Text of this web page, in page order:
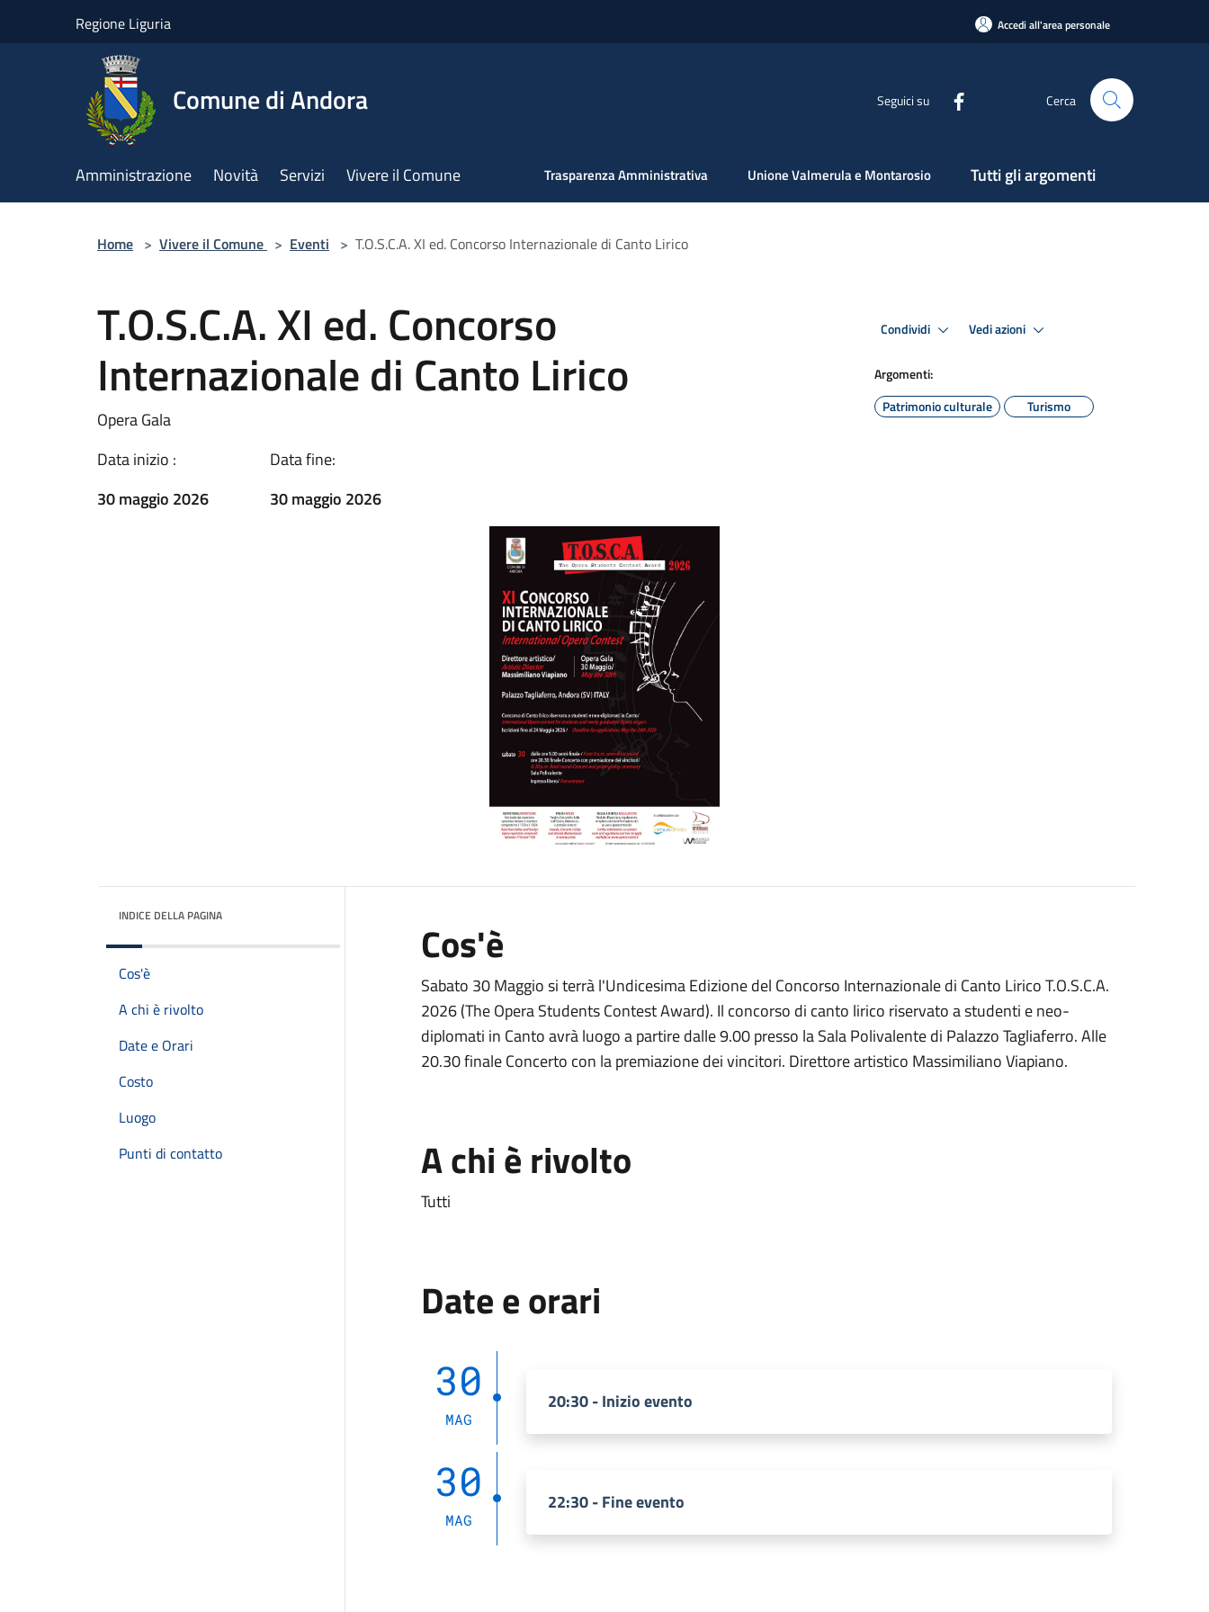
Regione Liguria Accedi all'area personale
Comune di Andora Seguici su Cerca
Amministrazione Novità Servizi Vivere il Comune Trasparenza Amministrativa Unione Valmerula e Montarosio Tutti gli argomenti
Home > Vivere il Comune > Eventi > T.O.S.C.A. XI ed. Concorso Internazionale di Canto Lirico
T.O.S.C.A. XI ed. Concorso
Internazionale di Canto Lirico
Opera Gala
Data inizio :
30 maggio 2026
Data fine:
30 maggio 2026
Condividi Vedi azioni
Argomenti:
Patrimonio culturale
Turismo
INDICE DELLA PAGINA
Cos'è
A chi è rivolto
Date e Orari
Costo
Luogo
Punti di contatto
Cos'è
Sabato 30 Maggio si terrà l'Undicesima Edizione del Concorso Internazionale di Canto Lirico T.O.S.C.A.
2026 (The Opera Students Contest Award). Il concorso di canto lirico riservato a studenti e neo-
diplomati in Canto avrà luogo a partire dalle 9.00 presso la Sala Polivalente di Palazzo Tagliaferro. Alle
20.30 finale Concerto con la premiazione dei vincitori. Direttore artistico Massimiliano Viapiano.
A chi è rivolto
Tutti
Date e orari
30
MAG
20:30 - Inizio evento
30
MAG
22:30 - Fine evento